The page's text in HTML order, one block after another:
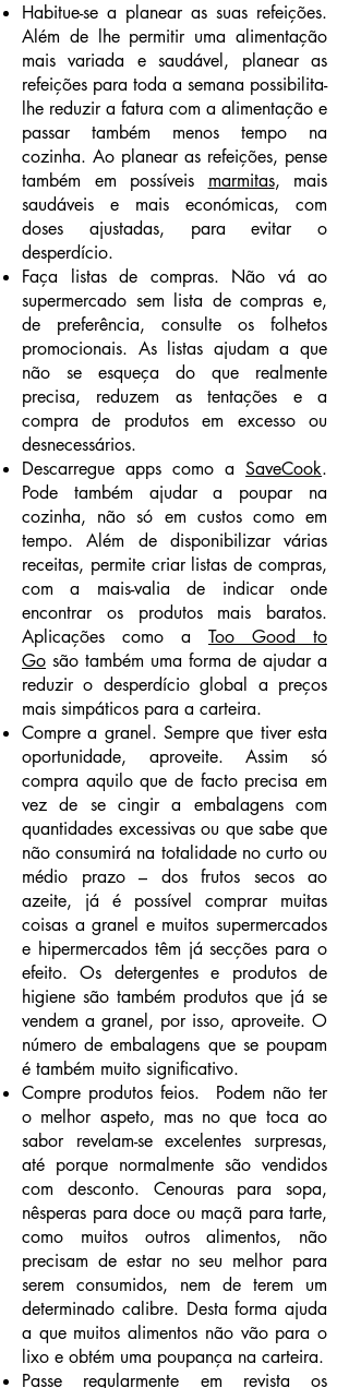
Habitue-se a planear as suas refeições.
Além de lhe permitir uma alimentação
mais variada e saudável, planear as
refeições para toda a semana possibilita-
lhe reduzir a fatura com a alimentação e
passar também menos tempo na
cozinha. Ao planear as refeições, pense
também em possíveis marmitas, mais
saudáveis e mais económicas, com
doses ajustadas, para evitar o
desperdício.
Faça listas de compras. Não vá ao
supermercado sem lista de compras e,
de preferência, consulte os folhetos
promocionais. As listas ajudam a que
não se esqueça do que realmente
precisa, reduzem as tentações e a
compra de produtos em excesso ou
desnecessários.
Descarregue apps como a SaveCook.
Pode também ajudar a poupar na
cozinha, não só em custos como em
tempo. Além de disponibilizar várias
receitas, permite criar listas de compras,
com a mais-valia de indicar onde
encontrar os produtos mais baratos.
Aplicações como a Too Good to
Go são também uma forma de ajudar a
reduzir o desperdício global a preços
mais simpáticos para a carteira.
Compre a granel. Sempre que tiver esta
oportunidade, aproveite. Assim só
compra aquilo que de facto precisa em
vez de se cingir a embalagens com
quantidades excessivas ou que sabe que
não consumirá na totalidade no curto ou
médio prazo – dos frutos secos ao
azeite, já é possível comprar muitas
coisas a granel e muitos supermercados
e hipermercados têm já secções para o
efeito. Os detergentes e produtos de
higiene são também produtos que já se
vendem a granel, por isso, aproveite. O
número de embalagens que se poupam
é também muito significativo.
Compre produtos feios. Podem não ter
o melhor aspeto, mas no que toca ao
sabor revelam-se excelentes surpresas,
até porque normalmente são vendidos
com desconto. Cenouras para sopa,
nêsperas para doce ou maçã para tarte,
como muitos outros alimentos, não
precisam de estar no seu melhor para
serem consumidos, nem de terem um
determinado calibre. Desta forma ajuda
a que muitos alimentos não vão para o
lixo e obtém uma poupança na carteira.
Passe regularmente em revista os